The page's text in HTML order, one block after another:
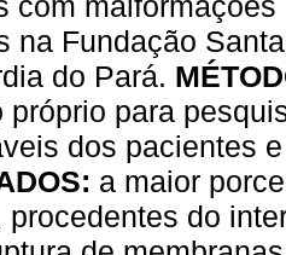
na Fundação
do Pará.
próprio para
dos pacientes
a maior
procedentes do